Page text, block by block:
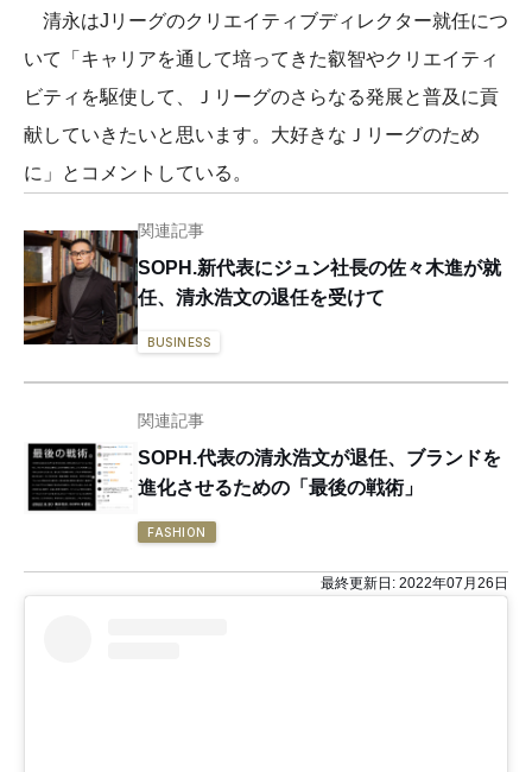
清永はJリーグのクリエイティブディレクター就任につ
いて「キャリアを通して培ってきた叡智やクリエイティ
ビティを駆使して、Ｊリーグのさらなる発展と普及に貢
献していきたいと思います。大好きなＪリーグのため
に」とコメントしている。
関連記事
SOPH.新代表にジュン社長の佐々木進が就
任、清永浩文の退任を受けて
BUSINESS
関連記事
SOPH.代表の清永浩文が退任、ブランドを
進化させるための「最後の戦術」
FASHION
最終更新日: 2022年07月26日